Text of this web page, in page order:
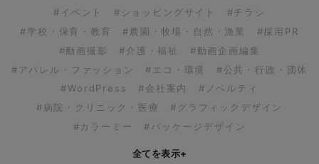
#イベント
#ショッピングサイト
#チラシ
#学校・保育・教育
#農園・牧場・自然・漁業
#採用PR
#動画撮影
#介護・福祉
#動画企画編集
#アパレル・ファッション
#エコ・環境
#公共・行政・団体
#WordPress
#会社案内
#ノベルティ
#病院・クリニック・医療
#グラフィックデザイン
#カラーミー
#パッケージデザイン
全てを表示+